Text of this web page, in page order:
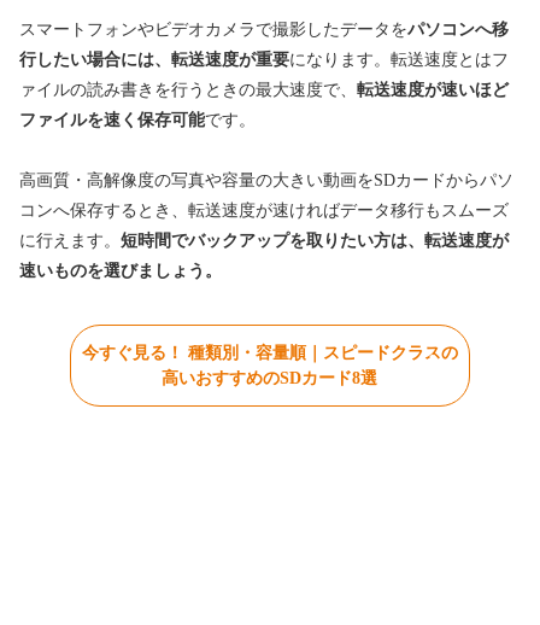
スマートフォンやビデオカメラで撮影したデータをパソコンへ移
行したい場合には、転送速度が重要になります。転送速度とはフ
ァイルの読み書きを行うときの最大速度で、 転送速度が速いほど
ファイルを速く保存可能です。
高画質・高解像度の写真や容量の大きい動画をSDカードからパソ
コンへ保存するとき、転送速度が速ければデータ移行もスムーズ
に行えます。 短時間でバックアップを取りたい方は、転送速度が
速いものを選びましょう。
今すぐ見る！ 種類別・容量順｜スピードクラスの
高いおすすめのSDカード8選